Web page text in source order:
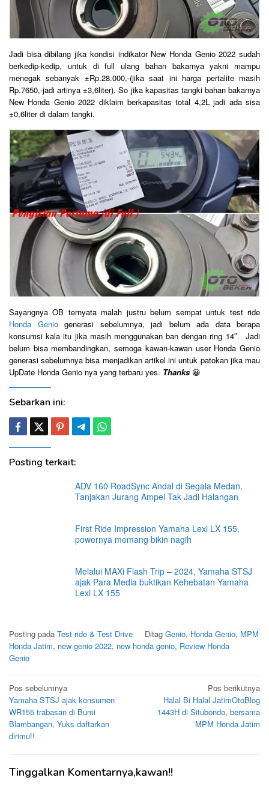
Jadi bisa dibilang jika kondisi indikator New Honda Genio 2022 sudah
berkedip-kedip, untuk di full ulang bahan bakarnya yakni mampu
menegak sebanyak ±Rp.28.000,-(jika saat ini harga pertalite masih
Rp.7650,-jadi artinya ±3,6liter). So jika kapasitas tangki bahan bakarnya
New Honda Genio 2022 diklaim berkapasitas total 4,2L jadi ada sisa
±0,6liter di dalam tangki.
Sayangnya OB ternyata malah justru belum sempat untuk test ride
Honda Geniogenerasi sebelumnya, jadi belum ada data berapa
konsumsi kala itu jika masih menggunakan ban dengan ring 14″. Jadi
belum bisa membandingkan, semoga kawan-kawan user Honda Genio
generasi sebelumnya bisa menjadikan artikel ini untuk patokan jika mau
UpDate Honda Genio nya yang terbaru yes. Thanks 😀
Sebarkan ini:
Posting terkait:
ADV 160 RoadSync Andal di Segala Medan,
Tanjakan Jurang Ampel Tak Jadi Halangan
First Ride Impression Yamaha Lexi LX 155,
powernya memang bikin nagih
Melalui MAXi Flash Trip – 2024, Yamaha STSJ
ajak Para Media buktikan Kehebatan Yamaha
Lexi LX 155
Posting pada Test ride & Test Drive Ditag Genio, Honda Genio, MPM
Honda Jatim, new genio 2022, new honda genio, Review Honda
Genio
Navigasi
pos
Pos sebelumnya
Yamaha STSJ ajak konsumen
WR155 trabasan di Bumi
Blambangan, Yuks daftarkan
dirimu!!
Pos berikutnya
Halal Bi Halal JatimOtoBlog
1443H di Situbondo, bersama
MPM Honda Jatim
Tinggalkan Komentarnya,kawan!!